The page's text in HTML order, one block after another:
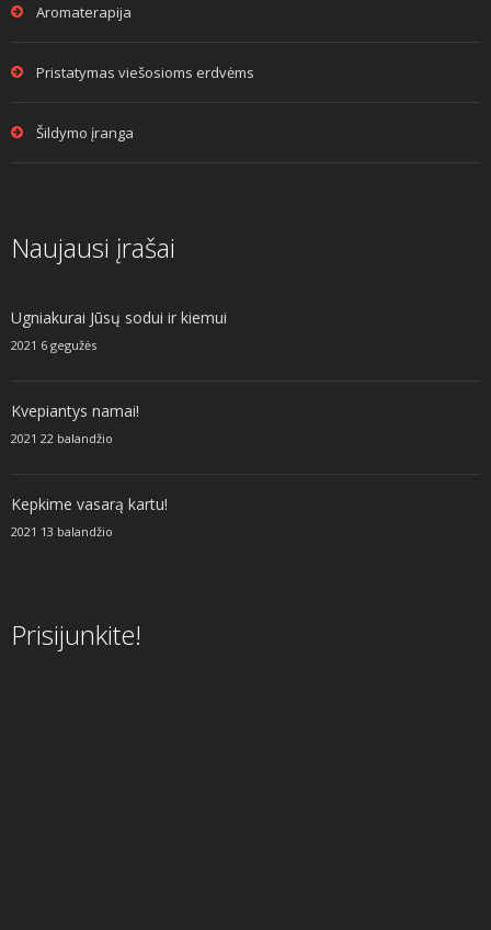
Aromaterapija
Pristatymas viešosioms erdvėms
Šildymo įranga
Naujausi įrašai
Ugniakurai Jūsų sodui ir kiemui
2021 6 gegužės
Kvepiantys namai!
2021 22 balandžio
Kepkime vasarą kartu!
2021 13 balandžio
Prisijunkite!